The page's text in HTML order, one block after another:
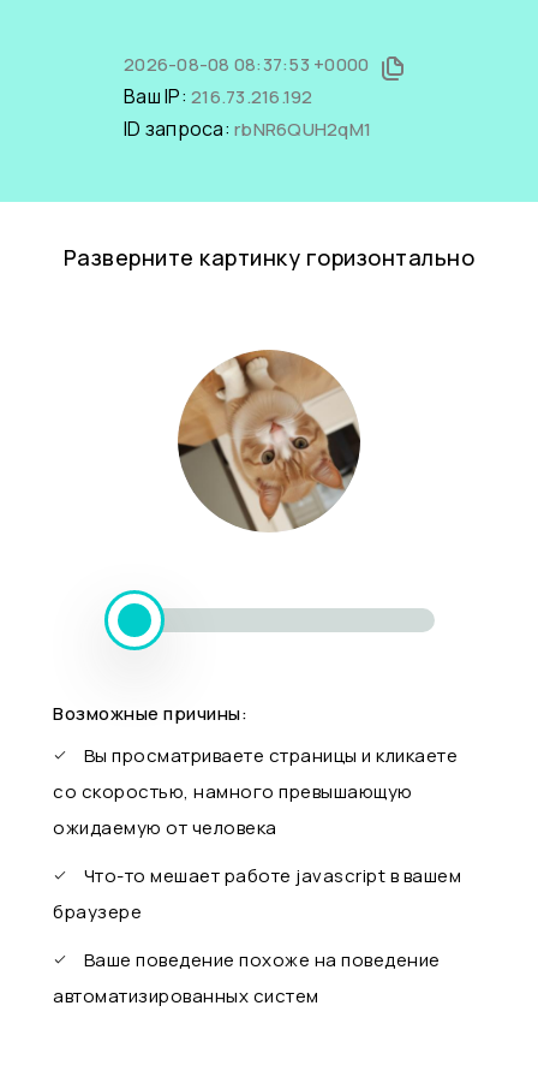
2026-08-08 08:37:53 +0000
Ваш IP: 216.73.216.192
ID запроса: rbNR6QUH2qM1
Разверните картинку горизонтально
Возможные причины:
Вы просматриваете страницы и кликаете
со скоростью, намного превышающую
ожидаемую от человека
Что-то мешает работе javascript в вашем
браузере
Ваше поведение похоже на поведение
автоматизированных систем